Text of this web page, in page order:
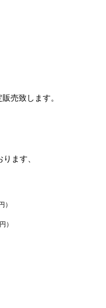
販売致します。
ます、
）
）